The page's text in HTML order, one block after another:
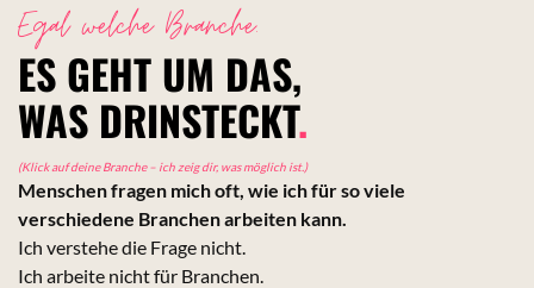
Egal welche Branche.
ES GEHT UM DAS,
WAS DRINSTECKT.
(Klick auf deine Branche – ich zeig dir, was möglich ist.)
Menschen fragen mich oft, wie ich für so viele
verschiedene Branchen arbeiten kann.
Ich verstehe die Frage nicht.
Ich arbeite nicht für Branchen.